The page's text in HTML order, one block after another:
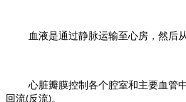
血液是通过静脉运输至心房，然后
心脏瓣膜控制各个腔室和主要血管
回流(反流)。